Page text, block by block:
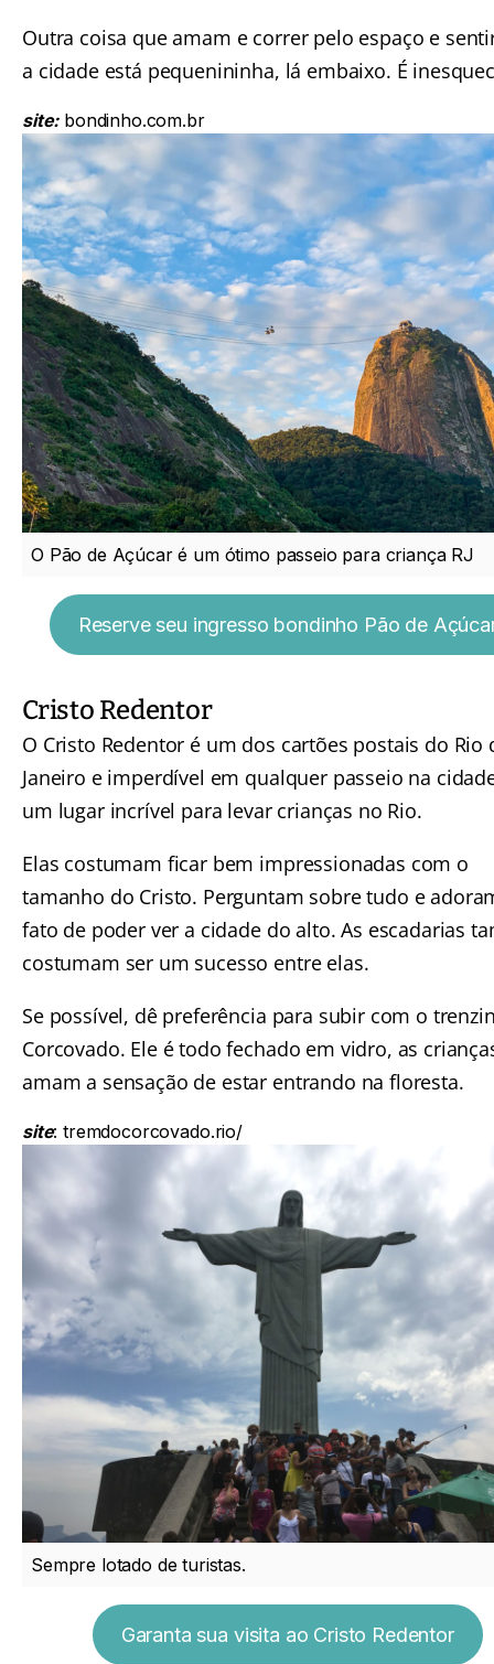
Outra coisa que amam e correr pelo espaço e
a cidade está pequenininha, lá embaixo. É
site: bondinho.com.br
O Pão de Açúcar é um ótimo passeio para criança RJ
Reserve seu ingresso bondinho Pão de
Cristo Redentor
O Cristo Redentor é um dos cartões postais do Rio
Janeiro e imperdível em qualquer passeio na
um lugar incrível para levar crianças no Rio.
Elas costumam ficar bem impressionadas com o
tamanho do Cristo. Perguntam sobre tudo e
fato de poder ver a cidade do alto. As escadarias
costumam ser um sucesso entre elas.
Se possível, dê preferência para subir com o
Corcovado. Ele é todo fechado em vidro, as
amam a sensação de estar entrando na floresta.
site:tremdocorcovado.rio/
Sempre lotado de turistas.
Garanta sua visita ao Cristo Redentor